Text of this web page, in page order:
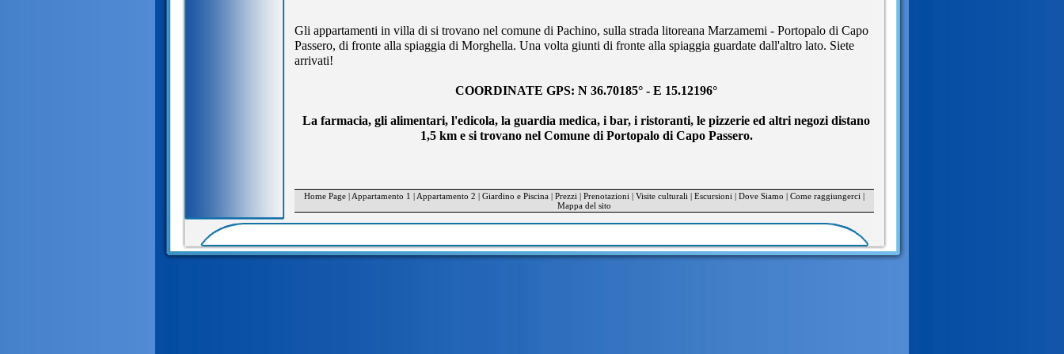
Gli appartamenti in villa di si trovano nel comune di Pachino, sulla strada litoreana Marzamemi - Portopalo di Capo
Passero, di fronte alla spiaggia di Morghella. Una volta giunti di fronte alla spiaggia guardate dall'altro lato. Siete
arrivati!
COORDINATE GPS: N 36.70185° - E 15.12196°
La farmacia, gli alimentari, l'edicola, la guardia medica, i bar, i ristoranti, le pizzerie ed altri negozi distano
1,5 km e si trovano nel Comune di Portopalo di Capo Passero.
Home Page| Appartamento 1 | Appartamento 2 | Giardino e Piscina| Prezzi | Prenotazioni | Visite culturali | Escursioni | Dove Siamo | Come raggiungerci |
Mappa del sito